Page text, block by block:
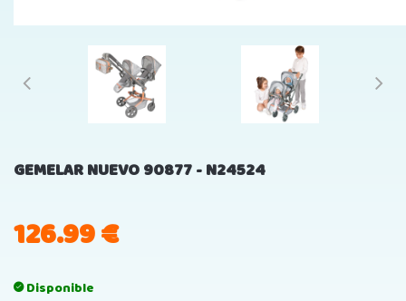
GEMELAR NUEVO 90877 - N24524
126.99€
Disponible